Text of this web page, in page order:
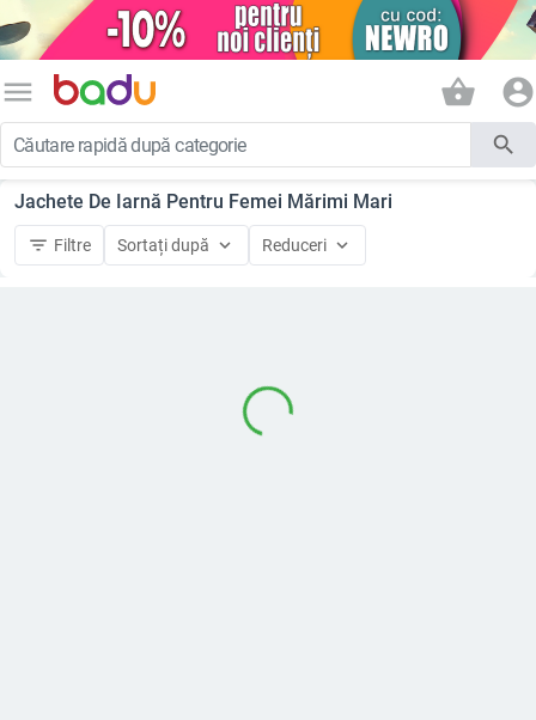
menu shopping_basket account_circle
search
Jachete De Iarnă Pentru Femei Mărimi Mari
filter_list Filtre Sortați după keyboard_arrow_down Reduceri keyboard_arrow_down